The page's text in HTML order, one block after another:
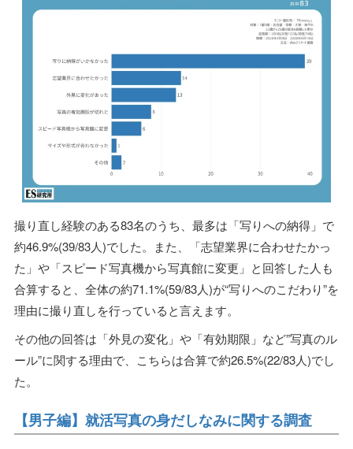
撮り直し経験のある83名のうち、最多は「写りへの納得」で
約46.9%(39/83人)でした。また、「志望業界に合わせたかっ
た」や「スピード写真機から写真館に変更」と回答した人も
合算すると、全体の約71.1%(59/83人)が“写りへのこだわり”を
理由に撮り直しを行っていると言えます。
その他の回答は「外見の変化」や「有効期限」など”写真のル
ール”に関する理由で、こちらは合算で約26.5%(22/83人)でし
た。
【男子編】就活写真の身だしなみに関する調査